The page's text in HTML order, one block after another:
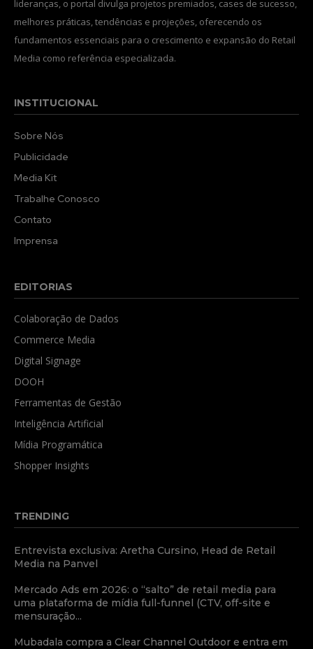
lideranças, o portal divulga projetos premiados, cases de sucesso,
melhores práticas, tendências e projeções, oferecendo os
fundamentos essenciais para o crescimento e expansão do Retail
Media como referência especializada.
INSTITUCIONAL
Sobre Nós
Publicidade
Media Kit
Trabalhe Conosco
Contato
Imprensa
EDITORIAS
Colaboração de Dados
Commerce Media
Digital Signage
DOOH
Ferramentas de Gestão
Inteligência Artificial
Mídia Programática
Shopper Insights
TRENDING
Entrevista exclusiva: Aretha Cursino, Head de Retail
Media na Panvel
Mercado Ads em 2026: o “salto” de retail media para
uma plataforma de mídia full-funnel (CTV, off-site e
mensuração...
Mubadala compra a Clear Channel Outdoor e entra em